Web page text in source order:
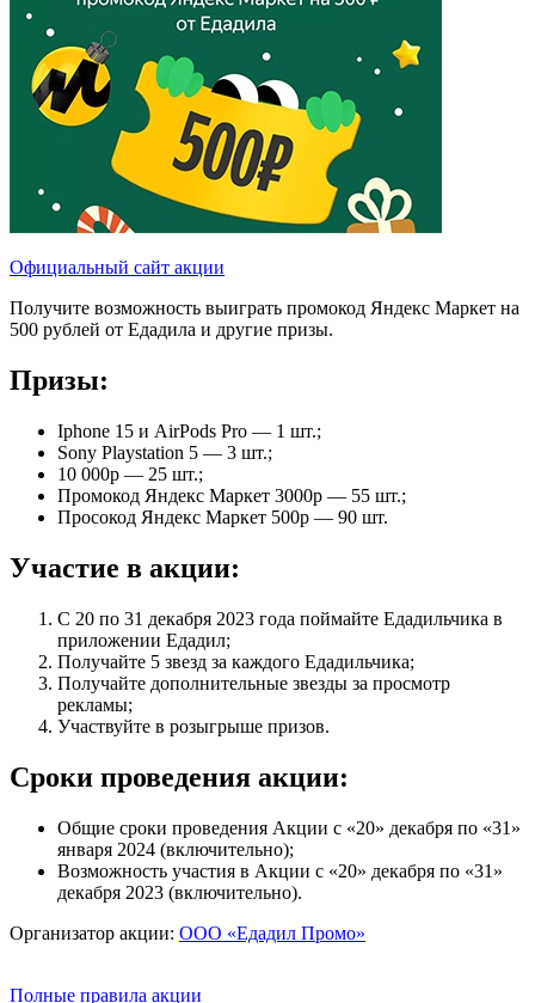
Официальный сайт акции
Получите возможность выиграть промокод Яндекс Маркет на
500 рублей от Едадила и другие призы.
Призы:
Iphone 15 и AirPods Pro — 1 шт.;
Sony Playstation 5 — 3 шт.;
10 000р — 25 шт.;
Промокод Яндекс Маркет 3000р — 55 шт.;
Просокод Яндекс Маркет 500р — 90 шт.
Участие в акции:
С 20 по 31 декабря 2023 года поймайте Едадильчика в
приложении Едадил;
Получайте 5 звезд за каждого Едадильчика;
Получайте дополнительные звезды за просмотр
рекламы;
Участвуйте в розыгрыше призов.
Сроки проведения акции:
Общие сроки проведения Акции с «20» декабря по «31»
января 2024 (включительно);
Возможность участия в Акции с «20» декабря по «31»
декабря 2023 (включительно).
Организатор акции: ООО «Едадил Промо»
Полные правила акции